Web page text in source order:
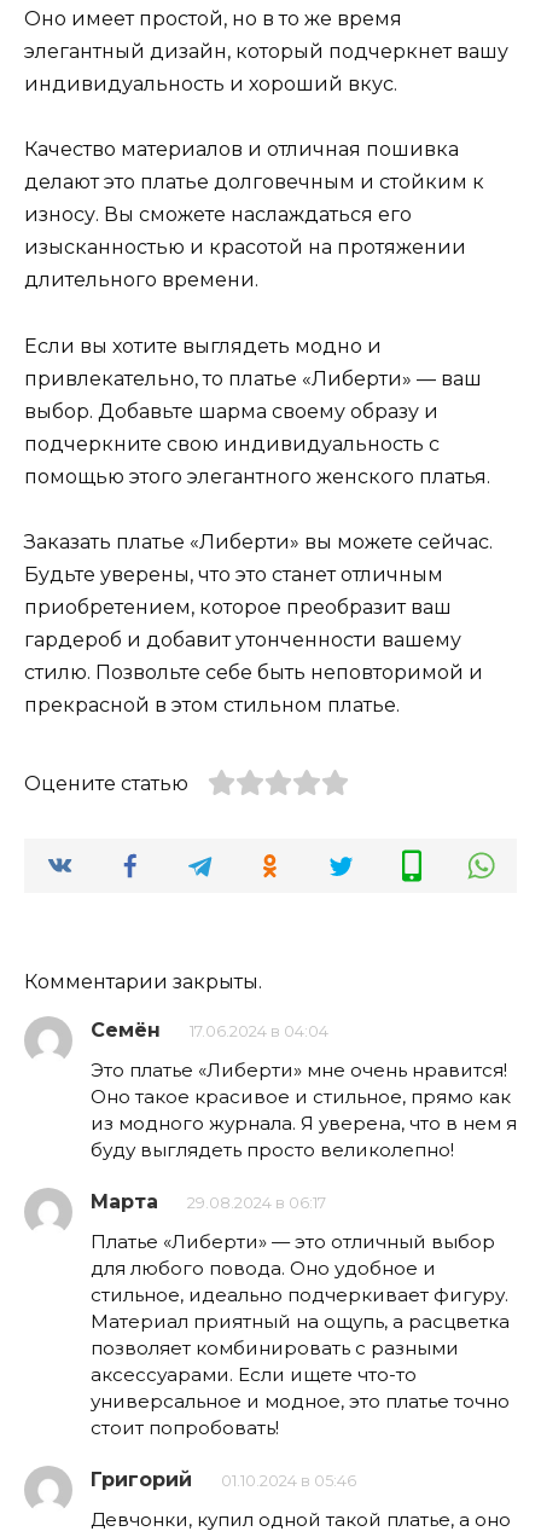
Оно имеет простой, но в то же время
элегантный дизайн, который подчеркнет вашу
индивидуальность и хороший вкус.
Качество материалов и отличная пошивка
делают это платье долговечным и стойким к
износу. Вы сможете наслаждаться его
изысканностью и красотой на протяжении
длительного времени.
Если вы хотите выглядеть модно и
привлекательно, то платье «Либерти» — ваш
выбор. Добавьте шарма своему образу и
подчеркните свою индивидуальность с
помощью этого элегантного женского платья.
Заказать платье «Либерти» вы можете сейчас.
Будьте уверены, что это станет отличным
приобретением, которое преобразит ваш
гардероб и добавит утонченности вашему
стилю. Позвольте себе быть неповторимой и
прекрасной в этом стильном платье.
Оцените статью
Комментарии закрыты.
Семён 17.06.2024 в 04:04
Это платье «Либерти» мне очень нравится!
Оно такое красивое и стильное, прямо как
из модного журнала. Я уверена, что в нем я
буду выглядеть просто великолепно!
Марта 29.08.2024 в 06:17
Платье «Либерти» — это отличный выбор
для любого повода. Оно удобное и
стильное, идеально подчеркивает фигуру.
Материал приятный на ощупь, а расцветка
позволяет комбинировать с разными
аксессуарами. Если ищете что-то
универсальное и модное, это платье точно
стоит попробовать!
Григорий 01.10.2024 в 05:46
Девчонки, купил одной такой платье, а оно